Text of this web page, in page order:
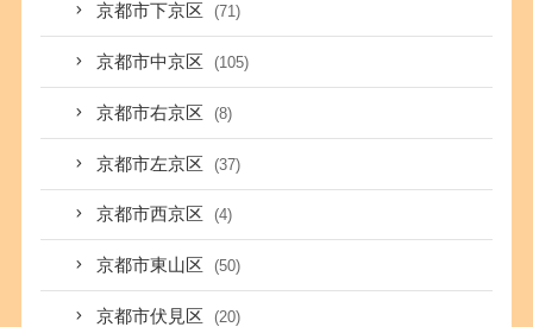
京都市下京区 (71)
京都市中京区 (105)
京都市右京区 (8)
京都市左京区 (37)
京都市西京区 (4)
京都市東山区 (50)
京都市伏見区 (20)